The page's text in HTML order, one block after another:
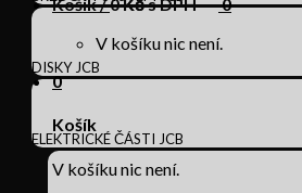
V košíku nic není.
0
Košík
V košíku nic není.
DISKY JCB
ELEKTRICKÉ ČÁSTI JCB